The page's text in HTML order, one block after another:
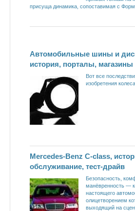
присуща динамика, сопоставимая с
Автомобильные шины и
история, порталы, магазины
Вот все
изобретения колеса
Mercedes-Benz C-class,
обслуживание, тест-драйв
Безопасность,
манёвренность —
настоящего
олицетворением
выходящий на